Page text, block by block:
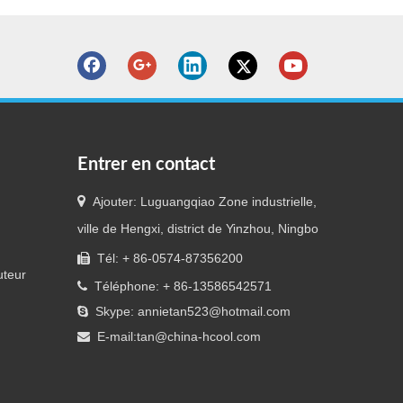
Entrer en contact
 Ajouter: Luguangqiao Zone industrielle,
ville de Hengxi, district de Yinzhou, Ningbo
 Tél: + 86-0574-87356200
 Téléphone: + 86-13586542571
 Skype: annietan523@hotmail.com
 E-mail:tan@china-hcool.com